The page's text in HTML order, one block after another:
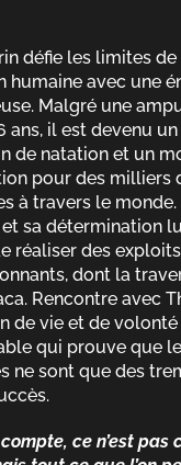
défie les limites de
humaine avec une
Malgré une
ans, il est devenu un
de natation et un
pour des milliers
à travers le monde.
sa détermination
réaliser des
dont la
Rencontre avec
de vie et de volonté
qui prouve que
ne sont que des
ce n’est pas